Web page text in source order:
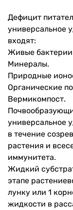
Дефицит
универсальное
входят:
Живые
Минералы.
Природные
Органические
Вермикомпост.
универсальное
в течение
растения и
иммунитета.
Жидкий
этапе
лунку или 1
жидкости в